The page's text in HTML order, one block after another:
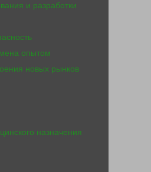
и разработки
опытом
новых рынков
назначения